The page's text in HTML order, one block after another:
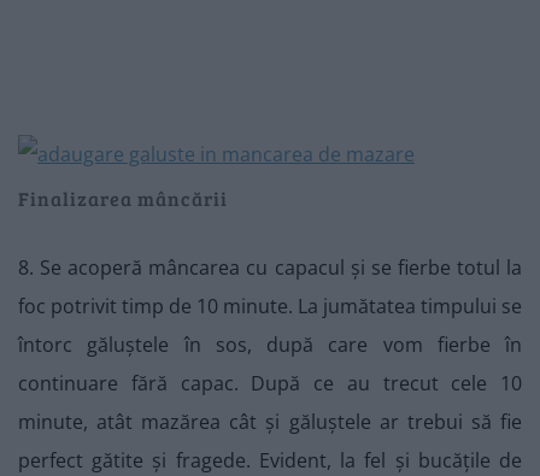
Finalizarea mâncării
8. Se acoperă mâncarea cu capacul și se fierbe totul la
foc potrivit timp de 10 minute. La jumătatea timpului se
întorc găluștele în sos, după care vom fierbe în
continuare fără capac. După ce au trecut cele 10
minute, atât mazărea cât și găluștele ar trebui să fie
perfect gătite și fragede. Evident, la fel și bucățile de